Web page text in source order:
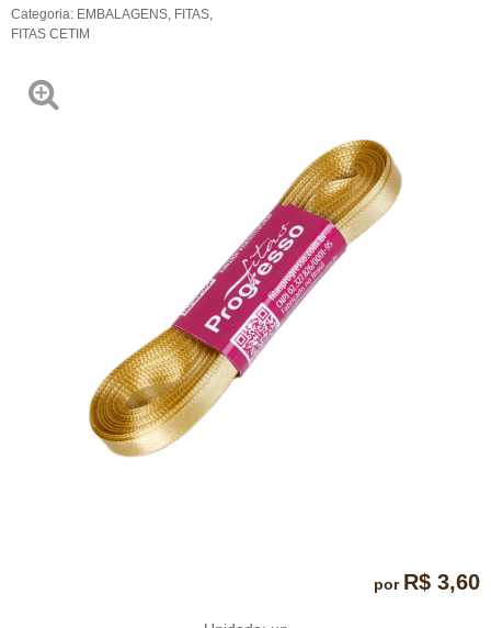
Categoria: EMBALAGENS FITAS
FITAS CETIM
por R$ 3,60